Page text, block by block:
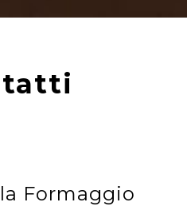
Formaggio